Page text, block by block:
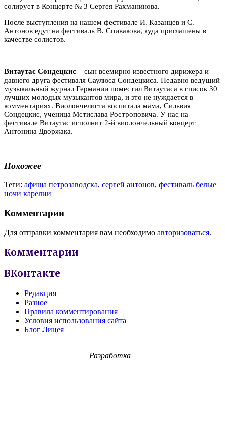
солирует в Концерте № 3 Сергея Рахманинова.
После выступления на нашем фестивале И. Казанцев и С.
Антонов едут на фестиваль В. Спивакова, куда приглашены в
качестве солистов.
Витаутас Сондецкис – сын всемирно известного дирижера и
давнего друга фестиваля Саулюса Сондецкиса. Недавно ведущий
музыкальный журнал Германии поместил Витаутаса в список 30
лучших молодых музыкантов мира, и это не нуждается в
комментариях. Виолончелиста воспитала мама, Сильвия
Сондецкис, ученица Мстислава Ростроповича. У нас на
фестивале Витаутас исполнит 2-й виолончельный концерт
Антонина Дворжака.
Похожее
Теги: афиша петрозаводска, сергей антонов, фестиваль белые
ночи карелии
Комментарии
Для отправки комментария вам необходимо авторизоваться.
Комментарии
ВКонтакте
Редакция
Разное
Правила комментирования
Условия использования сайта
Блог Лицея
Разработка